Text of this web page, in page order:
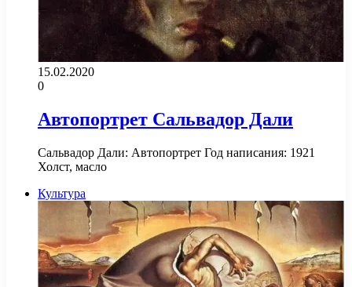
15.02.2020
0
Автопортрет Сальвадор Дали
Сальвадор Дали: Автопортрет Год написания: 1921
Холст, масло
Культура